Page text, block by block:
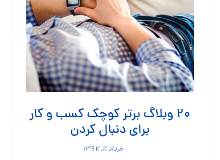
۲۰ وبلاگ برتر کوچک کسب و کار
برای دنبال کردن
خرداد ۱۱, ۱۳۹۷